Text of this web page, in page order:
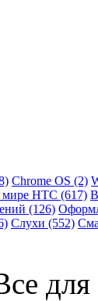
Chrome OS (2)
HTC (617)
(126)
Слухи (552)